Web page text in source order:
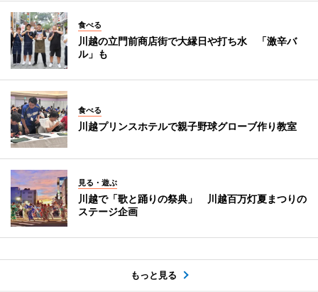
食べる
川越の立門前商店街で大縁日や打ち水 「激辛バ
ル」も
食べる
川越プリンスホテルで親子野球グローブ作り教室
見る・遊ぶ
川越で「歌と踊りの祭典」 川越百万灯夏まつりの
ステージ企画
もっと見る